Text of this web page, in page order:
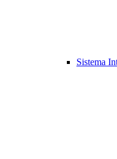
Sistema